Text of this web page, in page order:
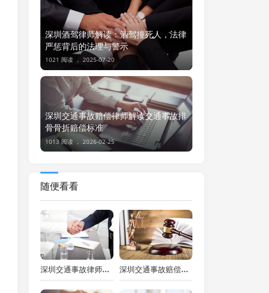
深圳酒驾律师解读：酒驾撞死人，法律
严惩背后的法理与警示
1021 阅读 ， 2025-07-20
深圳交通事故赔偿律师解读交通事故排
骨骨折赔偿标准
1013 阅读 ， 2026-02-25
随便看看
深圳交通事故律师解读：交通事故打官司保险公司是否会承担 深圳交通事故赔偿律师详解交通事故赔偿中护理费的计算方法